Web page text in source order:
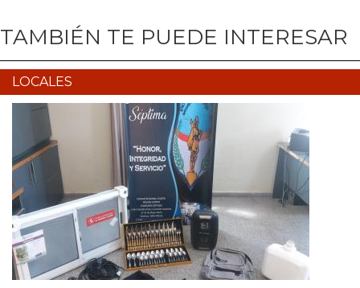
TAMBIÉN TE PUEDE INTERESAR
LOCALES